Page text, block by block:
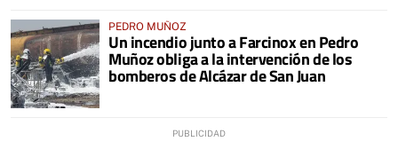
PEDRO MUÑOZ
Un incendio junto a Farcinox en Pedro
Muñoz obliga a la intervención de los
bomberos de Alcázar de San Juan